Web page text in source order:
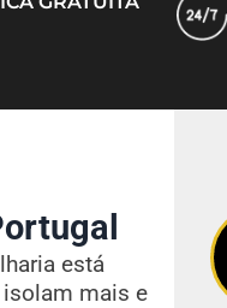
está
mais e